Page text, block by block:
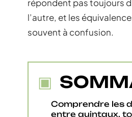
répondent pas toujours
l’autre, et les
souvent à confusion.
Comprendre les
entre quintaux,